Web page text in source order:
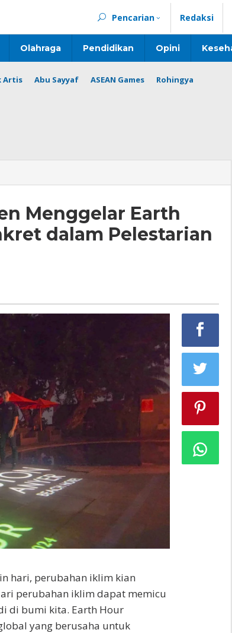
Pencarian Redaksi
Olahraga Pendidikan Opini
Artis Abu Sayyaf ASEAN Games Rohingya
Menggelar Earth
dalam Pelestarian
hari, perubahan iklim kian
perubahan iklim dapat memicu
di bumi kita. Earth Hour
yang berusaha untuk